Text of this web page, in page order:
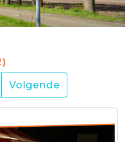
Volgende